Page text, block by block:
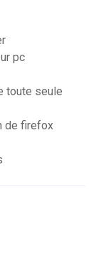
pc
toute seule
de firefox